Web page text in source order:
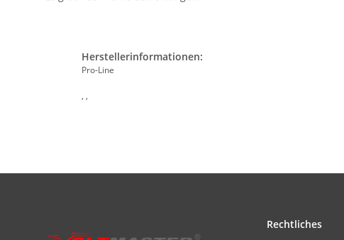
Herstellerinformationen:
Pro-Line
, ,
Rechtliches